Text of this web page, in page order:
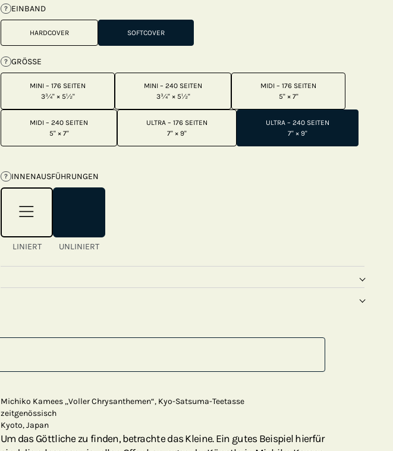
? EINBAND
HARDCOVER SOFTCOVER
? GRÖSSE
MINI – 176 SEITEN
3¾" × 5½"
MINI – 240 SEITEN
3¾" × 5½"
MIDI – 176 SEITEN
5" × 7"
MIDI – 240 SEITEN
5" × 7"
ULTRA – 176 SEITEN
7" × 9"
ULTRA – 240 SEITEN
7" × 9"
? INNENAUSFÜHRUNGEN
LINIERT UNLINIERT
Michiko Kamees „Voller Chrysanthemen“, Kyo-Satsuma-Teetasse
zeitgenössisch
Kyoto, Japan
Um das Göttliche zu finden, betrachte das Kleine. Ein gutes Beispiel hierfür